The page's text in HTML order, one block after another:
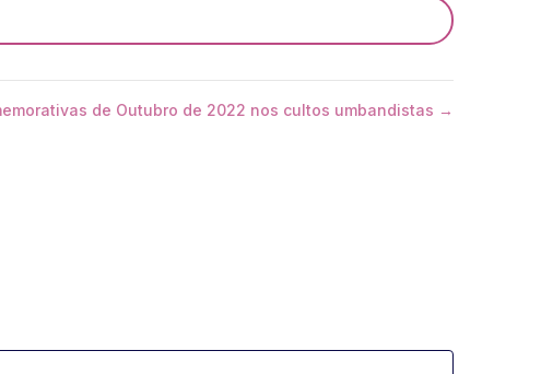
de Outubro de 2022 nos cultos umbandistas →